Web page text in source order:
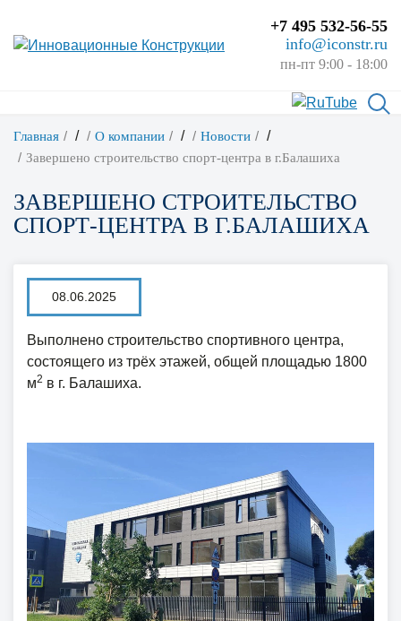
+7 495 532-56-55
info@iconstr.ru
пн-пт 9:00 - 18:00
Главная / О компании / Новости /
Завершено строительство спорт-центра в г.Балашиха
ЗАВЕРШЕНО СТРОИТЕЛЬСТВО
СПОРТ-ЦЕНТРА В Г.БАЛАШИХА
08.06.2025
Выполнено строительство спортивного центра,
состоящего из трёх этажей, общей площадью 1800
м2 в г. Балашиха.